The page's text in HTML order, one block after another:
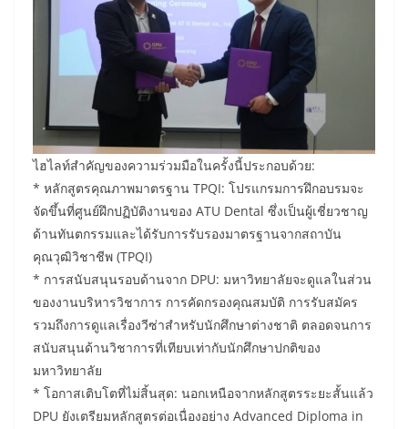
ไฮไลท์สำคัญของความร่วมมือในครั้งนี้ประกอบด้วย:
* หลักสูตรคุณภาพมาตรฐาน TPQI: โปรแกรมการฝึกอบรมจะ
จัดขึ้นที่ศูนย์ฝึกปฏิบัติงานของ ATU Dental ซึ่งเป็นผู้เชี่ยวชาญ
ด้านทันตกรรมและได้รับการรับรองมาตรฐานจากสถาบัน
คุณวุฒิวิชาชีพ (TPQI)
* การสนับสนุนรอบด้านจาก DPU: มหาวิทยาลัยจะดูแลในส่วน
ของงานบริหารวิชาการ การคัดกรองคุณสมบัติ การรับสมัคร
รวมถึงการดูแลเรื่องวีซ่าสำหรับนักศึกษาต่างชาติ ตลอดจนการ
สนับสนุนด้านวิชาการที่เทียบเท่ากับนักศึกษาปกติของ
มหาวิทยาลัย
* โอกาสเติบโตที่ไม่สิ้นสุด: นอกเหนือจากหลักสูตรระยะสั้นแล้ว
DPU ยังเตรียมหลักสูตรต่อเนื่องอย่าง Advanced Diploma in